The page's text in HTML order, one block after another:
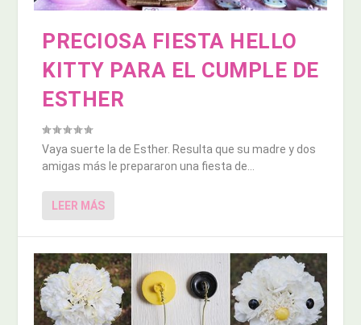
PRECIOSA FIESTA HELLO
KITTY PARA EL CUMPLE DE
ESTHER
Vaya suerte la de Esther. Resulta que su madre y dos
amigas más le prepararon una fiesta de...
LEER MÁS